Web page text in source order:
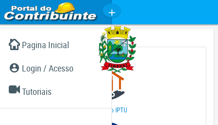
Pagina Inicial
Login / Acesso
Tutoriais
Imobiliário (IPTU...)
2ª Via do IPTU